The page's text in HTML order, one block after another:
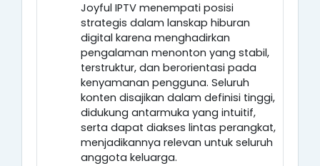
Joyful IPTV menempati posisi
strategis dalam lanskap hiburan
digital karena menghadirkan
pengalaman menonton yang stabil,
terstruktur, dan berorientasi pada
kenyamanan pengguna. Seluruh
konten disajikan dalam definisi tinggi,
didukung antarmuka yang intuitif,
serta dapat diakses lintas perangkat,
menjadikannya relevan untuk seluruh
anggota keluarga.